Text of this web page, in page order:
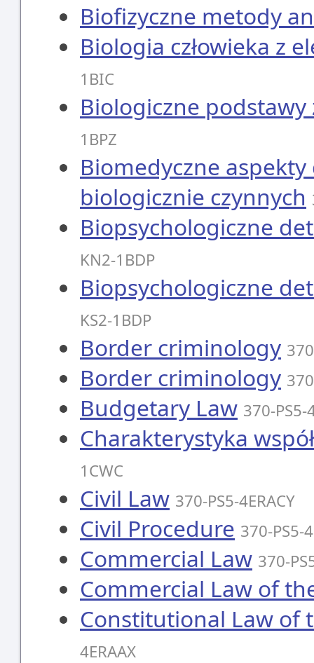
Biofizyczne metody
Biologia człowieka z
1BIC
Biologiczne podstawy
1BPZ
Biomedyczne aspekty
biologicznie czynnych
Biopsychologiczne
KN2-1BDP
Biopsychologiczne
KS2-1BDP
Border criminology
Border criminology
Budgetary Law 370-PS5-
Charakterystyka
1CWC
Civil Law 370-PS5-4ERACY
Civil Procedure 370-PS5-
Commercial Law 370-
Commercial Law of
Constitutional Law of
4ERAAX